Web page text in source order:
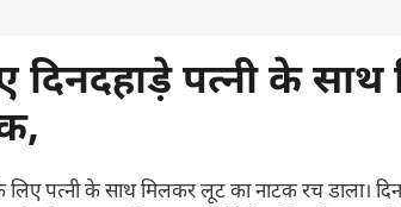
पत्नी के साथ
पत्नी के साथ मिलकर लूट का नाटक रच डाला।